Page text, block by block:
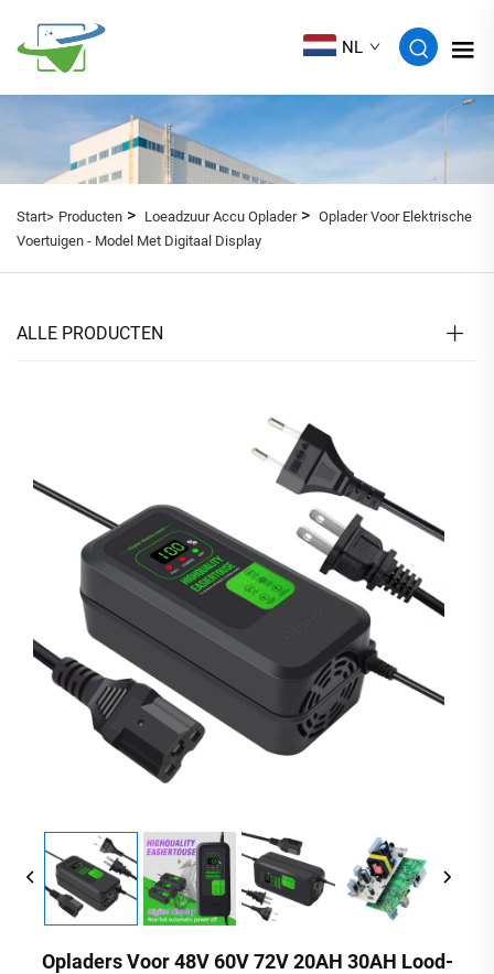
NL
Start> Producten > Loeadzuur Accu Oplader> Oplader Voor Elektrische
Voertuigen - Model Met Digitaal Display
ALLE PRODUCTEN
Opladers Voor 48V 60V 72V 20AH 30AH Lood-